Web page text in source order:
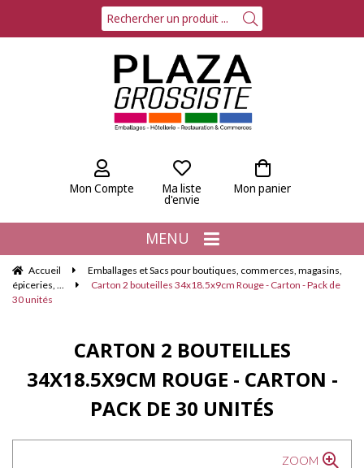
Mon Compte Mon panier
Ma liste
d'envie
MENU
Accueil
Emballages et Sacs pour boutiques, commerces, magasins,
épiceries, ...
Carton 2 bouteilles 34x18.5x9cm Rouge - Carton - Pack de
30 unités
CARTON 2 BOUTEILLES
34X18.5X9CM ROUGE - CARTON -
PACK DE 30 UNITÉS
ZOOM